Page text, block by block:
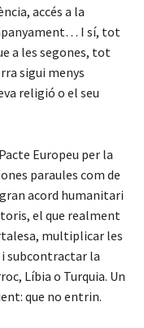
accés a la
I sí, tot
a les segones, tot
sigui menys
religió o el seu
Europeu per la
paraules com de
acord humanitari
el que realment
multiplicar les
subcontractar la
Líbia o Turquia. Un
que no entrin.